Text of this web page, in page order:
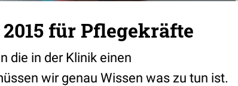
für Pflegekräfte
die in der Klinik einen
wir genau Wissen was zu tun ist.